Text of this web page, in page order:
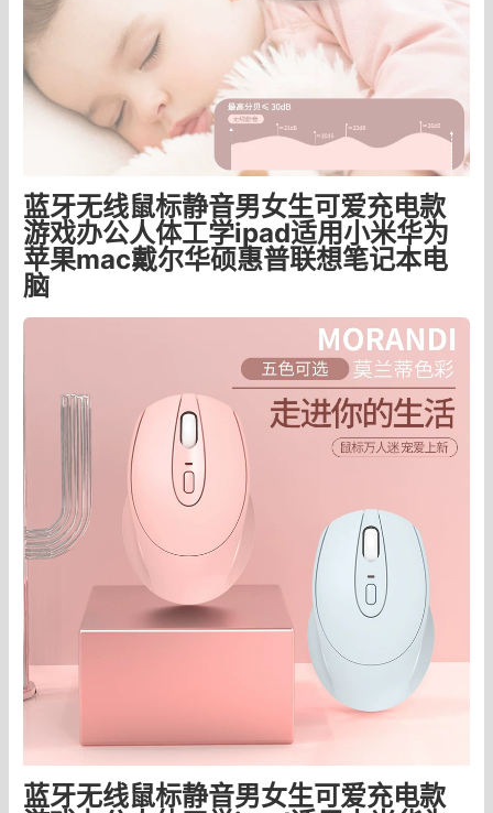
蓝牙无线鼠标静音男女生可爱充电款
游戏办公人体工学ipad适用小米华为
苹果mac戴尔华硕惠普联想笔记本电
脑
蓝牙无线鼠标静音男女生可爱充电款